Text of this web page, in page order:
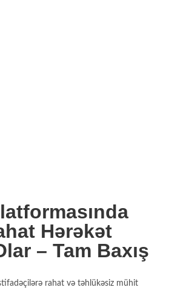
Hərəkət
– Tam Baxış
rahat və təhlükəsiz mühit